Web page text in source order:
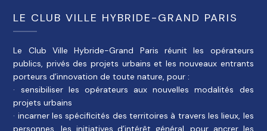
LE CLUB VILLE HYBRIDE-GRAND PARIS
Le Club Ville Hybride-Grand Paris réunit les opérateurs
publics, privés des projets urbains et les nouveaux entrants
porteurs d’innovation de toute nature, pour :
· sensibiliser les opérateurs aux nouvelles modalités des
projets urbains
· incarner les spécificités des territoires à travers les lieux, les
personnes, les initiatives d’intérêt général, pour ancrer les